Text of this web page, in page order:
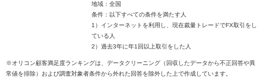
地域：全国
条件：以下すべての条件を満たす人
1）インターネットを利用し、現在裁量トレードでFX取引をし
ている人
2）過去3年に年1回以上取引をした人
※オリコン顧客満足度ランキングは、データクリーニング（回収したデータから不正回答や異
常値を排除）および調査対象者条件から外れた回答を除外した上で作成しています。